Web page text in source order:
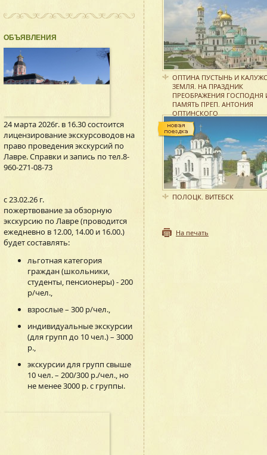
ОБЪЯВЛЕНИЯ
24 марта 2026г. в 16.30 состоится
лицензирование экскурсоводов на
право проведения экскурсий по
Лавре. Справки и запись по тел.8-
960-271-08-73
с 23.02.26 г.
пожертвование за обзорную
экскурсию по Лавре (проводится
ежедневно в 12.00, 14.00 и 16.00.)
будет составлять:
льготная категория
граждан (школьники,
студенты, пенсионеры) - 200
р/чел.,
взрослые – 300 р/чел.,
индивидуальные экскурсии
(для групп до 10 чел.) – 3000
р.,
экскурсии для групп свыше
10 чел. – 200/300 р./чел., но
не менее 3000 р. с группы.
ОПТИНА ПУСТЫНЬ И
ЗЕМЛЯ. НА ПРАЗДНИК
ПРЕОБРАЖЕНИЯ ГОСПОДНЯ
ПАМЯТЬ ПРЕП. АНТОНИЯ
ОПТИНСКОГО
ПОЛОЦК. ВИТЕБСК
На печать